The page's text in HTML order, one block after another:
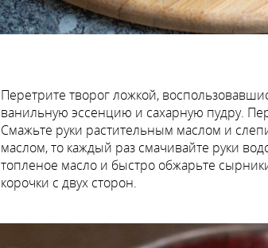
Перетрите творог ложкой,
ванильную эссенцию и сахарную пудру.
Смажьте руки растительным маслом и
маслом, то каждый раз смачивайте руки
топленое масло и быстро обжарьте
корочки с двух сторон.